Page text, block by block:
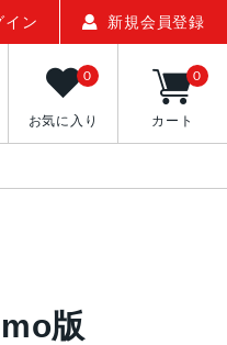
イン 新規会員登録
お気に入り
0
カート
0
版